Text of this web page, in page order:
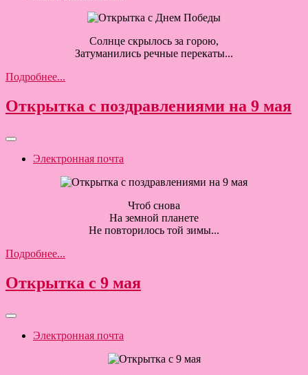
Солнце скрылось за горою,
Затуманились речные перекаты...
Подробнее...
Открытка с поздравлениями на 9 мая
Электронная почта
Чтоб снова
На земной планете
Не повторилось той зимы...
Подробнее...
Открытка с 9 мая
Электронная почта